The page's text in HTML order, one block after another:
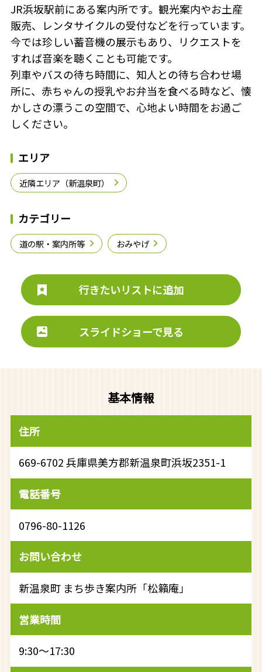
JR浜坂駅前にある案内所です。観光案内やお土産
販売、レンタサイクルの受付などを行っています。
今では珍しい蓄音機の展示もあり、リクエストを
すれば音楽を聴くことも可能です。
列車やバスの待ち時間に、知人との待ち合わせ場
所に、赤ちゃんの授乳やお弁当を食べる時など、懐
かしさの漂うこの空間で、心地よい時間をお過ご
しください。
エリア
近隣エリア（新温泉町）
カテゴリー
道の駅・案内所等 おみやげ
行きたいリストに追加
スライドショーで見る
基本情報
住所
669-6702 兵庫県美方郡新温泉町浜坂2351-1
電話番号
0796-80-1126
お問い合わせ
新温泉町 まち歩き案内所「松籟庵」
営業時間
9:30～17:30